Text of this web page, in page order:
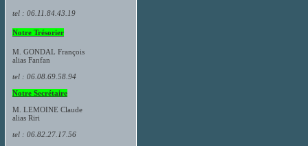
tel : 06.11.84.43.19
Notre Trésorier
M. GONDAL François
​alias Fanfan
tel : 06.08.69.58.94
Notre Secrétaire
M. LEMOINE Claude
alias Riri
tel : 06.82.27.17.56